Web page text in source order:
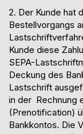
2. Der Kunde hat
Bestellvorgangs
Kunde diese
SEPA-
Deckung des
Lastschrift
in der Rechnung
(Prenotification) ü
Bankkontos. Die